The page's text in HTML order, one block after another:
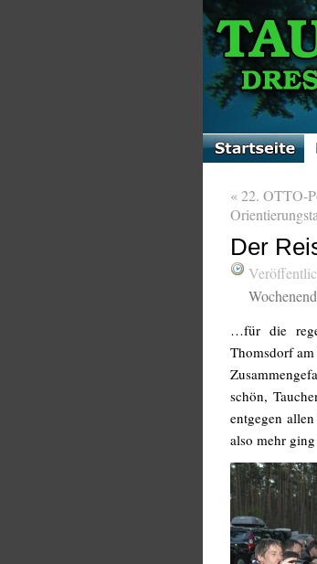
«22. OTTO-
Der
…für die
Thomsdorf am
schön,
entgegen
also mehr